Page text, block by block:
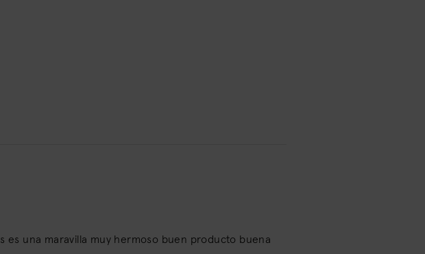
es una maravilla muy hermoso buen producto buena